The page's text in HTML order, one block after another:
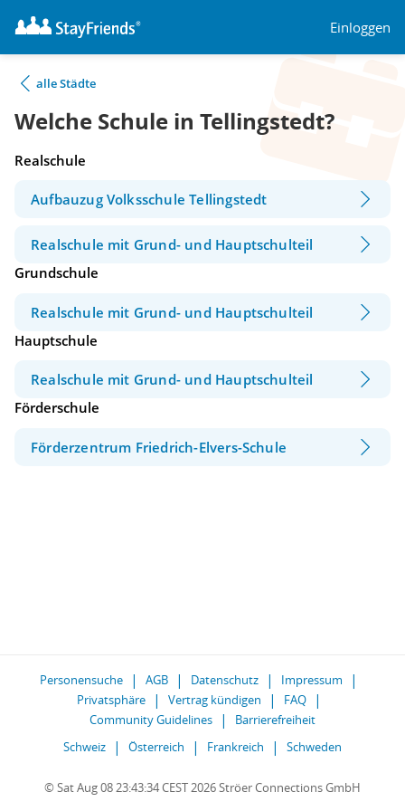
Einloggen
alle Städte
Welche Schule in Tellingstedt?
Realschule
Aufbauzug Volksschule Tellingstedt
Realschule mit Grund- und Hauptschulteil
Grundschule
Realschule mit Grund- und Hauptschulteil
Hauptschule
Realschule mit Grund- und Hauptschulteil
Förderschule
Förderzentrum Friedrich-Elvers-Schule
Personensuche AGB Datenschutz
Impressum
Privatsphäre
Vertrag kündigen
FAQ
Community Guidelines
Barrierefreiheit
Schweiz
Österreich Frankreich Schweden
© Sat Aug 08 23:43:34 CEST 2026 Ströer Connections GmbH